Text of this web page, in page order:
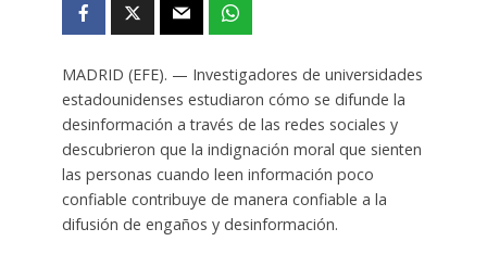
MADRID (EFE). — Investigadores de universidades
estadounidenses estudiaron cómo se difunde la
desinformación a través de las redes sociales y
descubrieron que la indignación moral que sienten
las personas cuando leen información poco
confiable contribuye de manera confiable a la
difusión de engaños y desinformación.